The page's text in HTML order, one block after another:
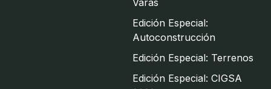
Edición Especial:
Autoconstrucción
Edición Especial: Terrenos
Edición Especial: CIGSA